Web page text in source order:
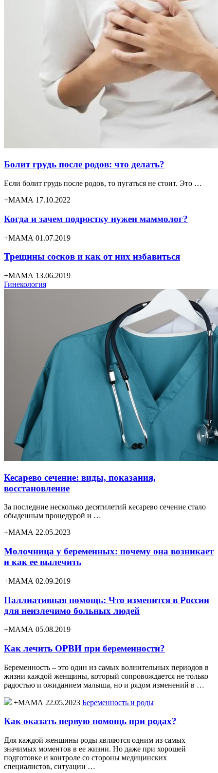
Болит грудь после родов: что делать?
Если болит грудь после родов, то пугаться не стоит. Это …
+МАМА 17.10.2022
Когда и зачем подростку нужен маммолог?
+МАМА 01.07.2019
Трещины сосков и как от них избавиться
+МАМА 13.06.2019
Гинекология
Кесарево сечение: виды, показания,
восстановление
За последние несколько десятилетий кесарево сечение стало
обыденным процедурой и …
+МАМА 22.05.2023
Молочница у беременных: почему она возникает
и как ее вылечить
+МАМА 02.09.2019
Паллиативная помощь: Что изменится в России
для неизлечимо больных людей
+МАМА 05.08.2019
Как лечить ОРВИ при беременности?
Беременность – это один из самых волнительных периодов в
жизни каждой женщины, который сопровождается не только
радостью и ожиданием малыша, но и рядом изменений в …
+МАМА 22.05.2023 Беременность и роды
Как оказать первую помощь при родах?
Для каждой женщины роды являются одним из самых
значимых моментов в ее жизни. Но даже при хорошей
подготовке и контроле со стороны медицинских
специалистов, ситуации …